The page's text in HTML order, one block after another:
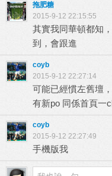
拖肥糖
2015-9-12 22:15:55
其實我同華頓都知
到，會跟進
coyb
2015-9-12 22:27:14
可能已經慣左舊壇
有新po 同係首頁一
coyb
2015-9-12 22:27:49
手機版我